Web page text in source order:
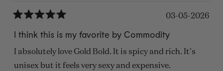
met
5
van
de
5
03-05-2026
I think this is my favorite by Commodity
I absolutely love Gold Bold. It is spicy and rich. It's
unisex but it feels very sexy and expensive.